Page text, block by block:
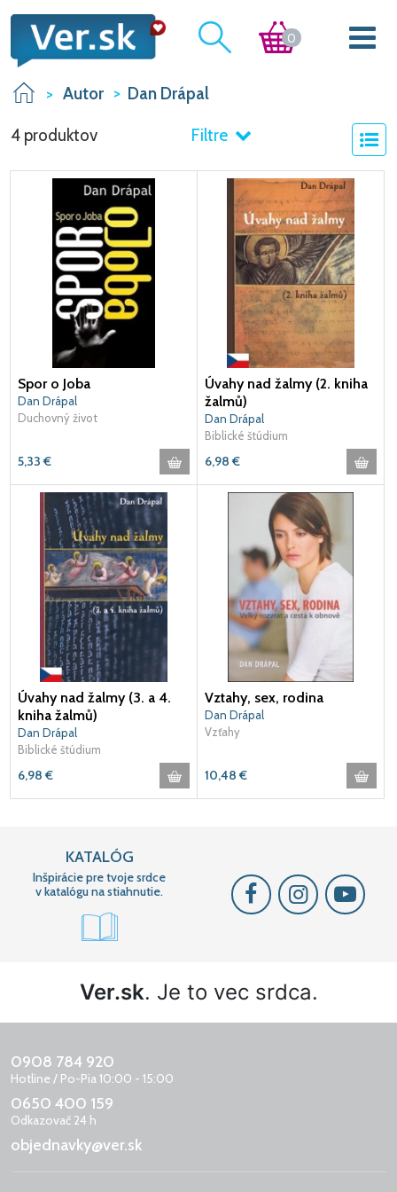
0
Autor Dan Drápal
4 produktov Filtre
Spor o Joba
Dan Drápal
Duchovný život
5,33 €
Úvahy nad žalmy (2. kniha
žalmů)
Dan Drápal
Biblické štúdium
6,98 €
Úvahy nad žalmy (3. a 4.
kniha žalmů)
Dan Drápal
Biblické štúdium
6,98 €
Vztahy, sex, rodina
Dan Drápal
Vzťahy
10,48 €
KATALÓG
Inšpirácie pre tvoje srdce
v katalógu na stiahnutie.
Ver.sk. Je to vec srdca.
0908 784 920
Hotline / Po-Pia 10:00 - 15:00
0650 400 159
Odkazovač 24 h
objednavky@ver.sk